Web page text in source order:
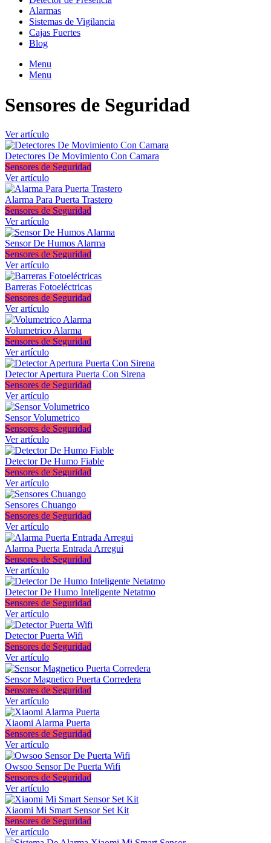
Alarmas
Sistemas de Vigilancia
Cajas Fuertes
Blog
Menu
Menu
Sensores de Seguridad
Ver artículo
Detectores De Movimiento Con Camara
Sensores de Seguridad
Ver artículo
Alarma Para Puerta Trastero
Sensores de Seguridad
Ver artículo
Sensor De Humos Alarma
Sensores de Seguridad
Ver artículo
Barreras Fotoeléctricas
Sensores de Seguridad
Ver artículo
Volumetrico Alarma
Sensores de Seguridad
Ver artículo
Detector Apertura Puerta Con Sirena
Sensores de Seguridad
Ver artículo
Sensor Volumetrico
Sensores de Seguridad
Ver artículo
Detector De Humo Fiable
Sensores de Seguridad
Ver artículo
Sensores Chuango
Sensores de Seguridad
Ver artículo
Alarma Puerta Entrada Arregui
Sensores de Seguridad
Ver artículo
Detector De Humo Inteligente Netatmo
Sensores de Seguridad
Ver artículo
Detector Puerta Wifi
Sensores de Seguridad
Ver artículo
Sensor Magnetico Puerta Corredera
Sensores de Seguridad
Ver artículo
Xiaomi Alarma Puerta
Sensores de Seguridad
Ver artículo
Owsoo Sensor De Puerta Wifi
Sensores de Seguridad
Ver artículo
Xiaomi Mi Smart Sensor Set Kit
Sensores de Seguridad
Ver artículo